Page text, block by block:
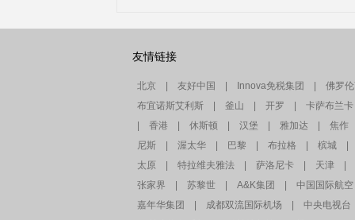
友情链接
北京 友好中国 Innova免税集团
佛罗
布宜诺斯艾利斯
釜山 开罗
卡萨布兰卡
香港 休斯顿 汉堡 雅加达
焦作
尼斯
渥太华 巴黎 布拉格 槟城
太原
特拉维夫雅法 萨洛尼卡 天津
张家界
苏黎世 A&K集团
中国国际航空
嘉年华集团
成都双流国际机场
中央电视台